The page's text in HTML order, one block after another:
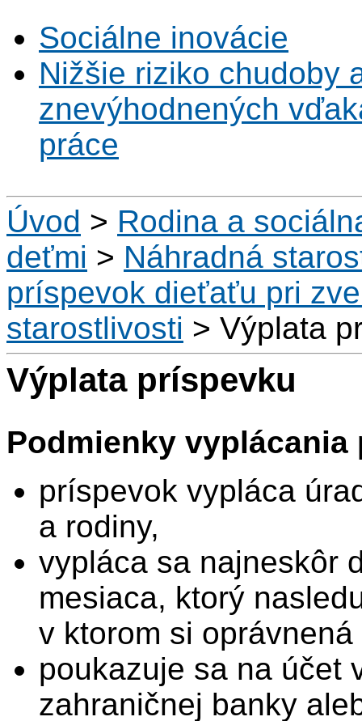
Sociálne inovácie
Nižšie riziko chudoby
znevýhodnených
práce
Úvod > Rodina a
deťmi > Náhradná
príspevok dieťaťu pri
starostlivosti > Výplata
Výplata príspevku
Podmienky vyplácania
príspevok vypláca
a rodiny,
vypláca sa najneskôr
mesiaca, ktorý
v ktorom si
poukazuje sa na účet
zahraničnej banky